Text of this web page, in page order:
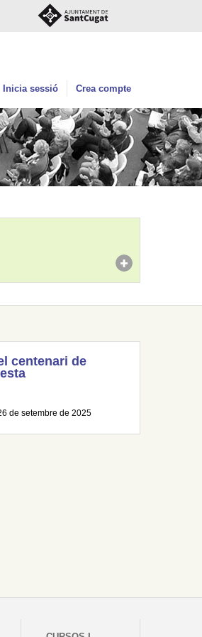
Inicia sessió Crea compte
centenari de
de setembre de 2025